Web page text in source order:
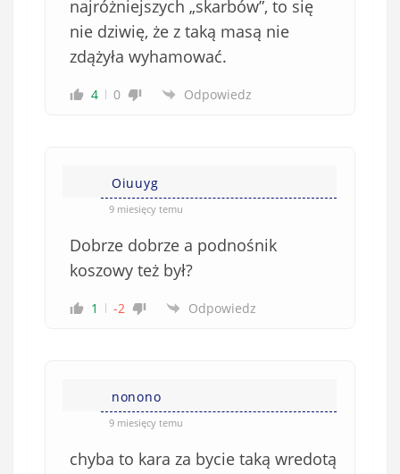
najróżniejszych „skarbów”, to się
nie dziwię, że z taką masą nie
zdążyła wyhamować.
4 0 Odpowiedz
Oiuuyg
9 miesięcy temu
Dobrze dobrze a podnośnik
koszowy też był?
1 -2 Odpowiedz
nonono
9 miesięcy temu
chyba to kara za bycie taką wredotą